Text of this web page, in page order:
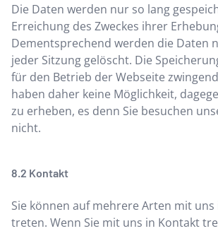
Die Daten werden nur so lang
Erreichung des Zweckes ihrer
Dementsprechend werden die Daten
jeder Sitzung gelöscht. Die
für den Betrieb der Webseite
haben daher keine Möglichkeit,
zu erheben, es denn Sie besuchen
nicht.
Kontakt
Sie können auf mehrere Arten mit
treten. Wenn Sie mit uns in Kontakt